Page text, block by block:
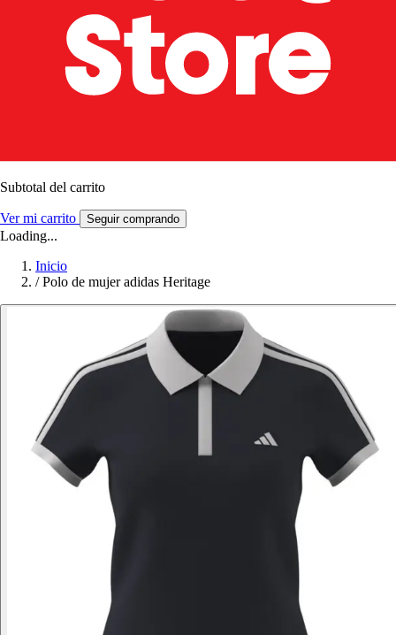
Subtotal del carrito
Ver mi carrito Seguir comprando
Loading...
Inicio
/ Polo de mujer adidas Heritage